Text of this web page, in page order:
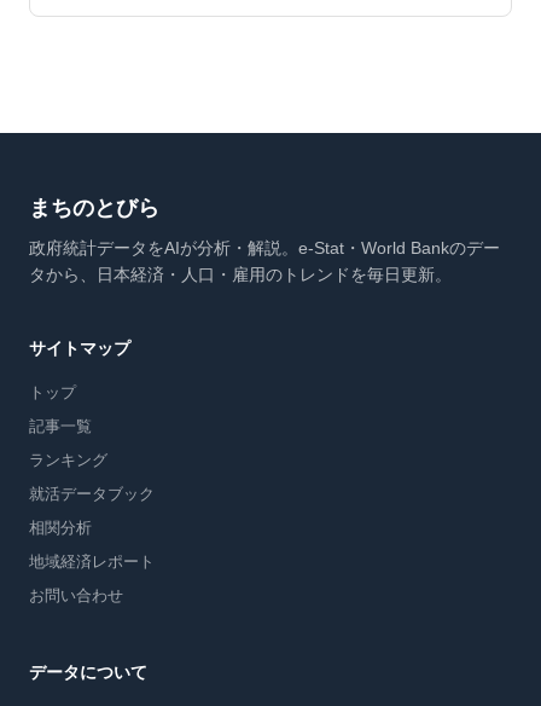
まちのとびら
政府統計データをAIが分析・解説。e-Stat・World Bankのデー
タから、日本経済・人口・雇用のトレンドを毎日更新。
サイトマップ
トップ
記事一覧
ランキング
就活データブック
相関分析
地域経済レポート
お問い合わせ
データについて